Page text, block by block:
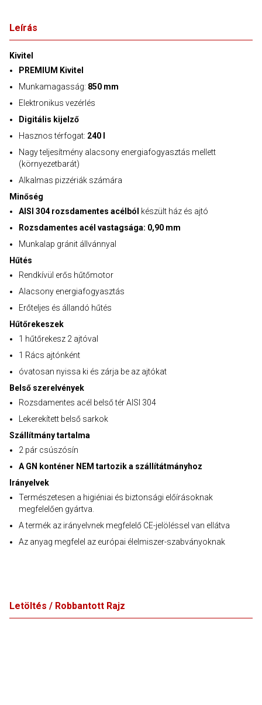
Leírás
Kivitel
PREMIUM Kivitel
Munkamagasság: 850 mm
Elektronikus vezérlés
Digitális kijelző
Hasznos térfogat: 240 l
Nagy teljesítmény alacsony energiafogyasztás mellett
(környezetbarát)
Alkalmas pizzériák számára
Minőség
AISI 304 rozsdamentes acélból készült ház és ajtó
Rozsdamentes acél vastagsága: 0,90 mm
Munkalap gránit állvánnyal
Hűtés
Rendkívül erős hűtőmotor
Alacsony energiafogyasztás
Erőteljes és állandó hűtés
Hűtőrekeszek
1 hűtőrekesz 2 ajtóval
1 Rács ajtónként
óvatosan nyissa ki és zárja be az ajtókat
Belső szerelvények
Rozsdamentes acél belső tér AISI 304
Lekerekített belső sarkok
Szállítmány tartalma
2 pár csúszósín
A GN konténer NEM tartozik a szállítátmányhoz
Irányelvek
Természetesen a higiéniai és biztonsági előírásoknak
megfelelően gyártva.
A termék az irányelvnek megfelelő CE-jelöléssel van ellátva
Az anyag megfelel az európai élelmiszer-szabványoknak
Letöltés / Robbantott Rajz